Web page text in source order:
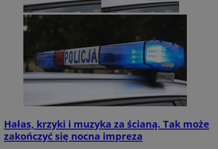
Hałas, krzyki i muzyka za ścianą. Tak może
zakończyć się nocna impreza